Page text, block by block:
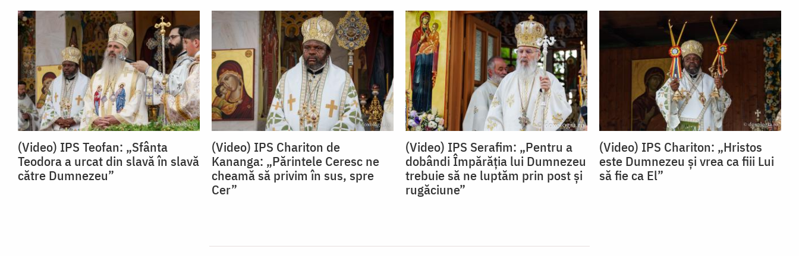
(Video) IPS Teofan: „Sfânta
Teodora a urcat din slavă în slavă
către Dumnezeu”
(Video) IPS Chariton de
Kananga: „Părintele Ceresc ne
cheamă să privim în sus, spre
Cer”
(Video) IPS Serafim: „Pentru a
dobândi Împărăția lui Dumnezeu
trebuie să ne luptăm prin post și
rugăciune”
(Video) IPS Chariton: „Hristos
este Dumnezeu și vrea ca fiii Lui
să fie ca El”